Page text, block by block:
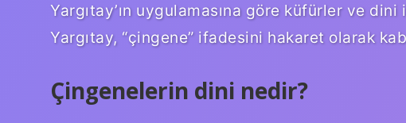
Yargıtay’ın uygulamasına göre küfürler ve
Yargıtay, “çingene” ifadesini hakaret olarak
Çingenelerin dini nedir?